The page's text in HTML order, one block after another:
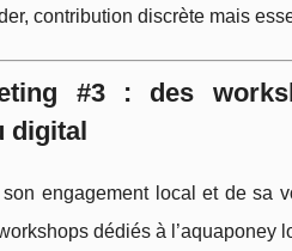
contribution discrète mais
#3 : des
digital
engagement local et de sa
dédiés à l’aquaponey